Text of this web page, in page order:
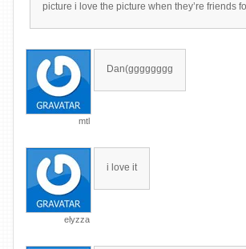
picture i love the picture when they’re friends
mtl
Dan(gggggggg
elyzza
i love it